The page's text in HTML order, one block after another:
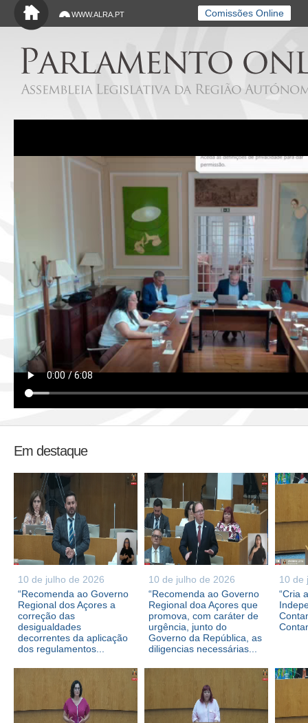
Saltar para o conteúdo principal
WWW.ALRA.PT Comissões Online
Em destaque
10 de julho de 2026
“Recomenda ao Governo
Regional dos Açores a
correção das
desigualdades
decorrentes da aplicação
dos regulamentos...
10 de julho de 2026
“Recomenda ao Governo
Regional doa Açores que
promova, com caráter de
urgência, junto do
Governo da República, as
diligencias necessárias...
10 de
“Cria